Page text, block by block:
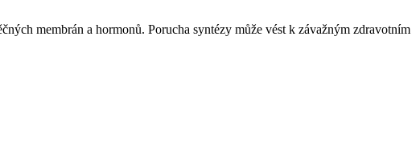
membrán a hormonů. Porucha syntézy může vést k závažným zdravotním